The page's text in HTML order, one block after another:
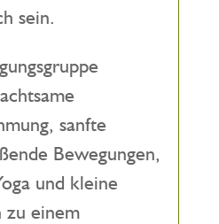
sein.
sanfte
Bewegungen,
und kleine
zu einem